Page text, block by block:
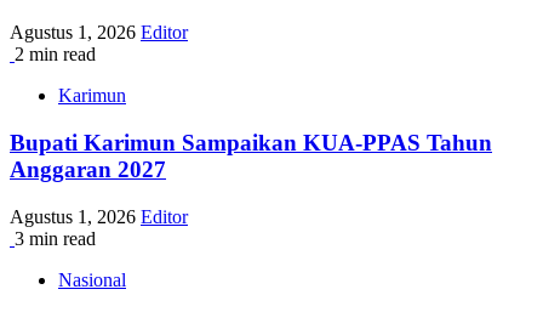
Agustus 1, 2026 Editor
2 min read
Karimun
Bupati Karimun Sampaikan KUA-PPAS Tahun
Anggaran 2027
Agustus 1, 2026 Editor
3 min read
Nasional